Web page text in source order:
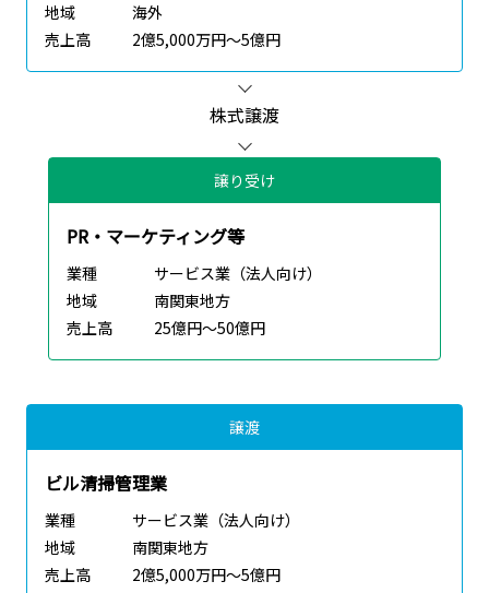
地域
海外
売上高
2億5,000万円～5億円
株式譲渡
譲り受け
PR・マーケティング等
業種
サービス業（法人向け）
地域
南関東地方
売上高
25億円～50億円
譲渡
ビル清掃管理業
業種
サービス業（法人向け）
地域
南関東地方
売上高
2億5,000万円～5億円